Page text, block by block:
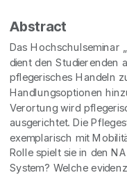
Abstract
Das Hochschulseminar
dient den Studierenden
pflegerisches Handeln
Handlungsoptionen
Verortung wird
ausgerichtet. Die
exemplarisch mit
Rolle spielt sie in den
System? Welche